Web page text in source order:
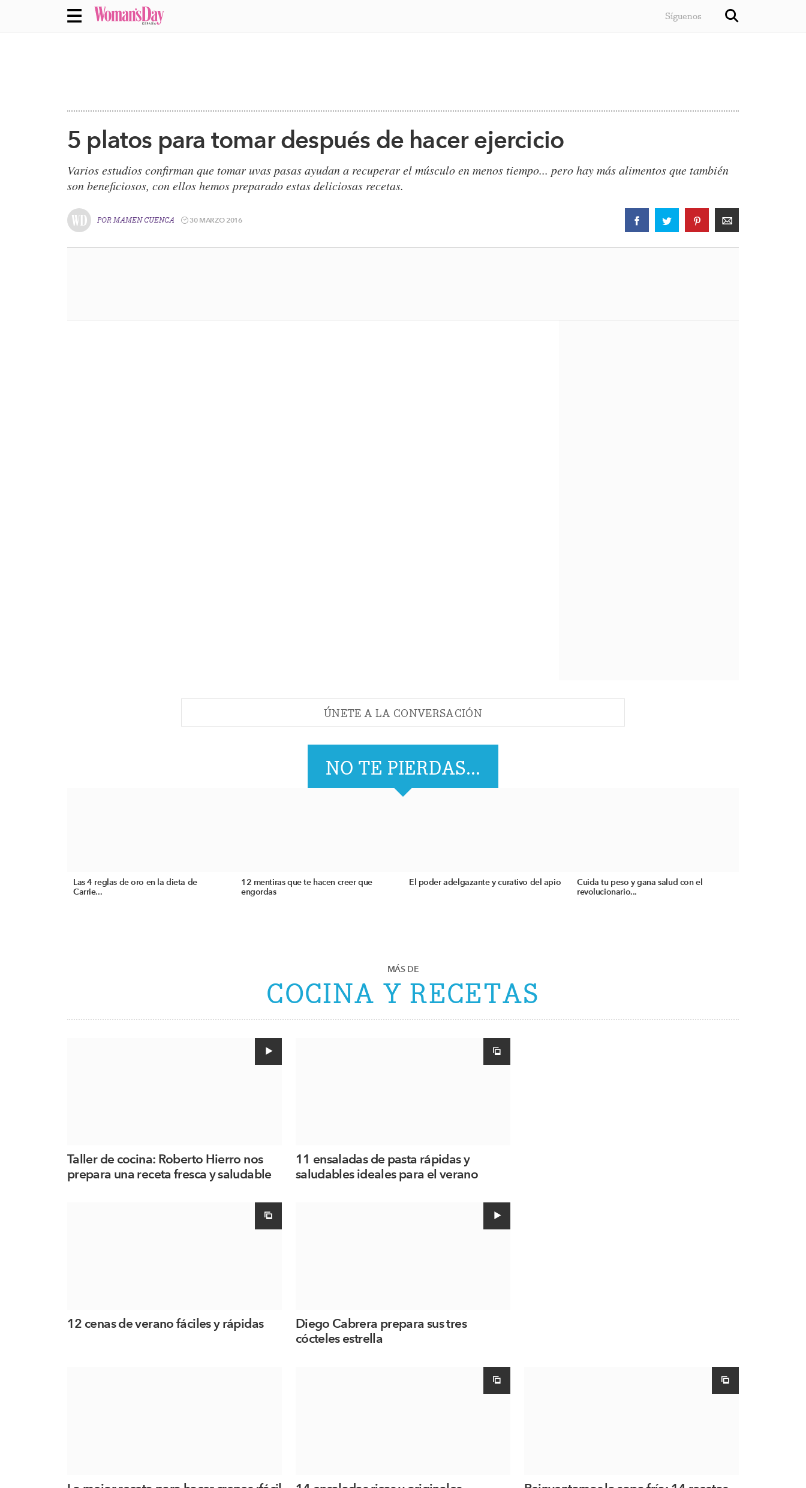
Síguenos
5 platos para tomar después de hacer ejercicio
Varios estudios confirman que tomar uvas pasas ayudan a recuperar el músculo en menos tiempo... pero hay más alimentos que también
son beneficiosos, con ellos hemos preparado estas deliciosas recetas.
POR MAMEN CUENCA 30 MARZO 2016
ÚNETE A LA CONVERSACIÓN
NO TE PIERDAS...
Las 4 reglas de oro en la dieta de
Carrie...
12 mentiras que te hacen creer que
engordas
El poder adelgazante y curativo del apio
Cuida tu peso y gana salud con el
revolucionario...
MÁS DE
COCINA Y RECETAS
Taller de cocina: Roberto Hierro nos
prepara una receta fresca y saludable
11 ensaladas de pasta rápidas y
saludables ideales para el verano
12 cenas de verano fáciles y rápidas
Diego Cabrera prepara sus tres
cócteles estrella